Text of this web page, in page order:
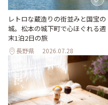
レトロな蔵造りの街並みと国宝の
城。松本の城下町で心ほぐれる週
末1泊2日の旅
長野県 2026.07.28